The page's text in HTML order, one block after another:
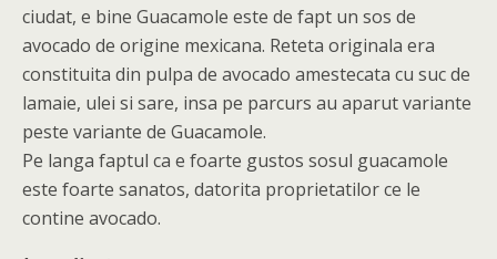
ciudat, e bine Guacamole este de fapt un sos de
avocado de origine mexicana. Reteta originala era
constituita din pulpa de avocado amestecata cu suc de
lamaie, ulei si sare, insa pe parcurs au aparut variante
peste variante de Guacamole.
Pe langa faptul ca e foarte gustos sosul guacamole
este foarte sanatos, datorita proprietatilor ce le
contine avocado.